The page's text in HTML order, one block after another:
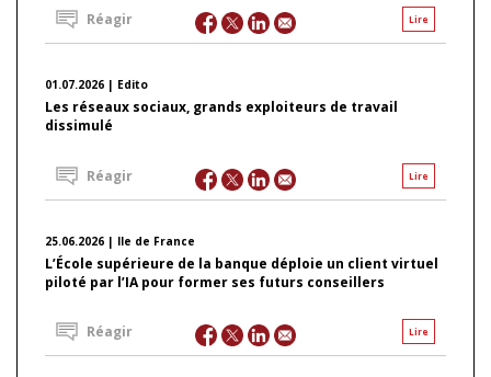
Lire
Réagir
01.07.2026 | Edito
Les réseaux sociaux, grands exploiteurs de travail
dissimulé
Lire
Réagir
25.06.2026 | Ile de France
L’École supérieure de la banque déploie un client virtuel
piloté par l’IA pour former ses futurs conseillers
Lire
Réagir